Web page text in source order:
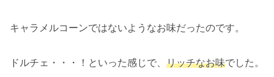
キャラメルコーンではないようなお味だったのです。
ドルチェ・・・！といった感じで、 リッチなお味でした。